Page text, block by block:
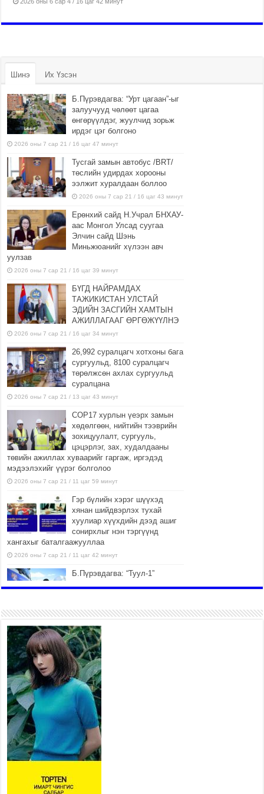
Шинэ Их Үзсэн
Б.Пүрэвдагва: “Урт цагаан”-ыг
залуучууд чөлөөт цагаа
өнгөрүүлдэг, жуулчид зорьж
ирдэг цэг болгоно
2026 оны 7 сар 21 / 16 цаг 47 минут
Тусгай замын автобус /BRT/
төслийн удирдах хорооны
ээлжит хуралдаан боллоо
2026 оны 7 сар 21 / 16 цаг 43 минут
Ерөнхий сайд Н.Учрал БНХАУ-
аас Монгол Улсад суугаа
Элчин сайд Шэнь
Миньжюанийг хүлээн авч
уулзав
2026 оны 7 сар 21 / 16 цаг 39 минут
БҮГД НАЙРАМДАХ
ТАЖИКИСТАН УЛСТАЙ
ЭДИЙН ЗАСГИЙН ХАМТЫН
АЖИЛЛАГААГ ӨРГӨЖҮҮЛНЭ
2026 оны 7 сар 21 / 16 цаг 34 минут
26,992 суралцагч хотхоны бага
сургуульд, 8100 суралцагч
төрөлжсөн ахлах сургуульд
суралцана
2026 оны 7 сар 21 / 13 цаг 43 минут
COP17 хурлын үеэрх замын
хөдөлгөөн, нийтийн тээврийн
зохицуулалт, сургууль,
цэцэрлэг, зах, худалдааны
төвийн ажиллах хуваарийг гаргаж, иргэдэд
мэдээлэхийг үүрэг болголоо
2026 оны 7 сар 21 / 11 цаг 59 минут
Гэр бүлийн хэрэг шүүхэд
хянан шийдвэрлэх тухай
хуулиар хүүхдийн дээд ашиг
сонирхлыг нэн тэргүүнд
хангахыг баталгаажууллаа
2026 оны 7 сар 21 / 11 цаг 42 минут
Б.Пүрэвдагва: “Туул-1”
2026 оны 7 сар 21 / 10 цаг 15 минут
НИЙСЛЭЛ, АЙМГИЙН
УДИРДЛАГУУДЫН АЖЛЫГ
ХҮНД СУРТЛЫГ БУУРУУЛЖ,
ИРГЭД, АЖ АХУЙН НЭГЖИЙН
АЧААГ ХЭРХЭН ХӨНГӨЛСНӨӨР ДҮГНЭНЭ
2026 оны 7 сар 21 / 10 цаг 09 минут
Байнгын хорооны дарга
М.Мандхай Цөлжилттэй
тэмцэх тухай НҮБ-ын
конвенцын талуудын 17 дугаар
бага хурал (СОР17)-ын бэлтгэл ажлын явцтай
танилцлаа
2026 оны 7 сар 21 / 10 цаг 03 минут